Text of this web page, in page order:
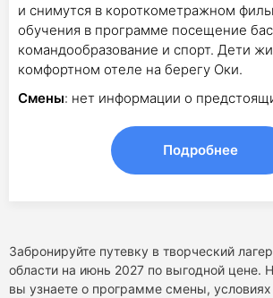
и снимутся в короткометражном
обучения в программе посещение
командообразование и спорт. Дети
комфортном отеле на берегу Оки.
Смены: нет информации о
Подробнее
Забронируйте путевку в творческий
области на июнь 2027 по выгодной цене.
вы узнаете о программе смены,